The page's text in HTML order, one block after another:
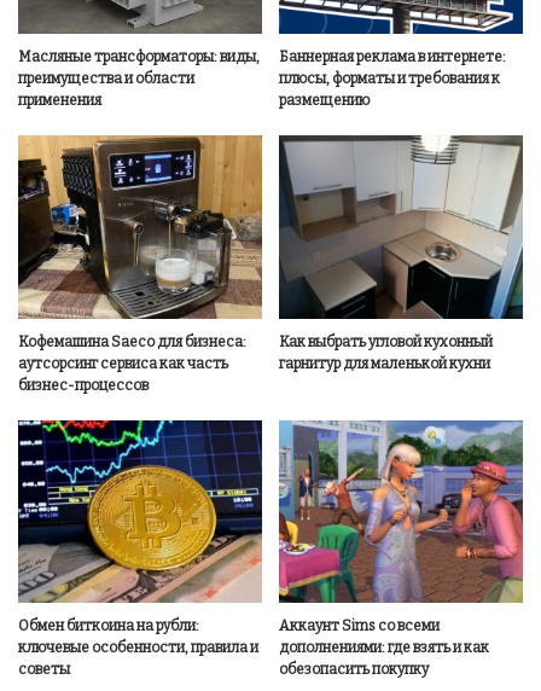
Масляные трансформаторы: виды,
преимущества и области
применения
Баннерная реклама в интернете:
плюсы, форматы и требования к
размещению
Кофемашина Saeco для бизнеса:
аутсорсинг сервиса как часть
бизнес-процессов
Как выбрать угловой кухонный
гарнитур для маленькой кухни
Обмен биткоина на рубли:
ключевые особенности, правила и
советы
Аккаунт Sims со всеми
дополнениями: где взять и как
обезопасить покупку